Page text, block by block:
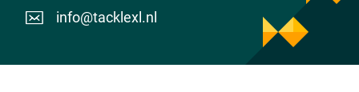
info@tacklexl.nl